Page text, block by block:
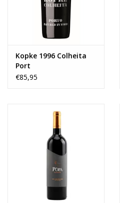
Kopke 1996 Colheita
Port
€85,95